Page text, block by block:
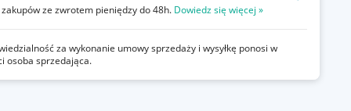
zakupów ze zwrotem pieniędzy do 48h. Dowiedz się więcej »
za wykonanie umowy sprzedaży i wysyłkę ponosi w
osoba sprzedająca.